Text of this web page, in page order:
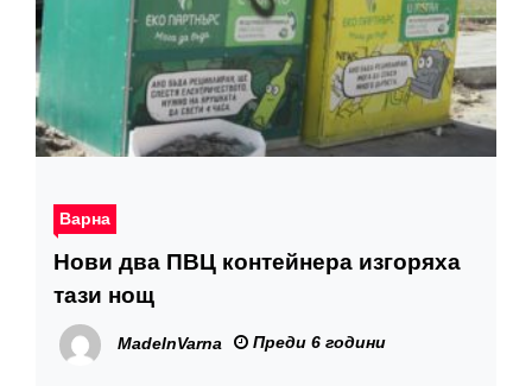
Варна
Нови два ПВЦ контейнера изгоряха
тази нощ
MadeInVarna Преди 6 години